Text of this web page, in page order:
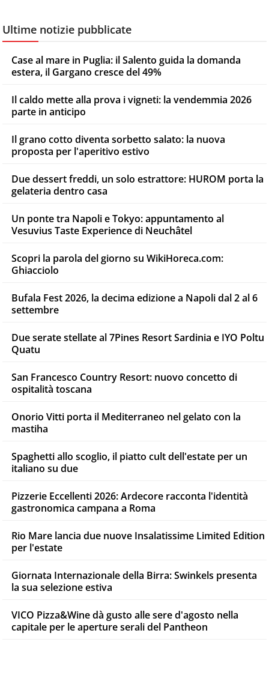
Ultime notizie pubblicate
Case al mare in Puglia: il Salento guida la domanda
estera, il Gargano cresce del 49%
Il caldo mette alla prova i vigneti: la vendemmia 2026
parte in anticipo
Il grano cotto diventa sorbetto salato: la nuova
proposta per l'aperitivo estivo
Due dessert freddi, un solo estrattore: HUROM porta la
gelateria dentro casa
Un ponte tra Napoli e Tokyo: appuntamento al
Vesuvius Taste Experience di Neuchâtel
Scopri la parola del giorno su WikiHoreca.com:
Ghiacciolo
Bufala Fest 2026, la decima edizione a Napoli dal 2 al 6
settembre
Due serate stellate al 7Pines Resort Sardinia e IYO Poltu
Quatu
San Francesco Country Resort: nuovo concetto di
ospitalità toscana
Onorio Vitti porta il Mediterraneo nel gelato con la
mastiha
Spaghetti allo scoglio, il piatto cult dell'estate per un
italiano su due
Pizzerie Eccellenti 2026: Ardecore racconta l'identità
gastronomica campana a Roma
Rio Mare lancia due nuove Insalatissime Limited Edition
per l'estate
Giornata Internazionale della Birra: Swinkels presenta
la sua selezione estiva
VICO Pizza&Wine dà gusto alle sere d'agosto nella
capitale per le aperture serali del Pantheon